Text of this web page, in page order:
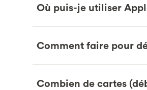
Où puis-je utiliser
Comment faire pour
Combien de cartes